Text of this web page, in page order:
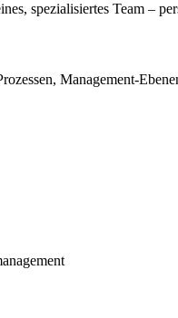
spezialisiertes Team –
Management-